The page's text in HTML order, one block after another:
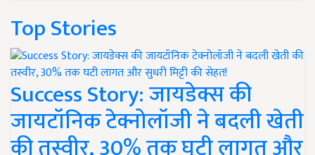
Top Stories
Success Story: जायडेक्स की
जायटॉनिक टेक्नोलॉजी ने बदली खेती